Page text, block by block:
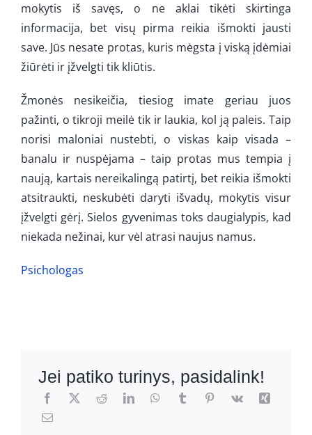
mokytis iš savęs, o ne aklai tikėti skirtinga
informacija, bet visų pirma reikia išmokti jausti
save. Jūs nesate protas, kuris mėgsta į viską įdėmiai
žiūrėti ir įžvelgti tik kliūtis.
Žmonės nesikeičia, tiesiog imate geriau juos
pažinti, o tikroji meilė tik ir laukia, kol ją paleis. Taip
norisi maloniai nustebti, o viskas kaip visada –
banalu ir nuspėjama – taip protas mus tempia į
naują, kartais nereikalingą patirtį, bet reikia išmokti
atsitraukti, neskubėti daryti išvadų, mokytis visur
įžvelgti gėrį. Sielos gyvenimas toks daugialypis, kad
niekada nežinai, kur vėl atrasi naujus namus.
Psichologas
Jei patiko turinys, pasidalink!